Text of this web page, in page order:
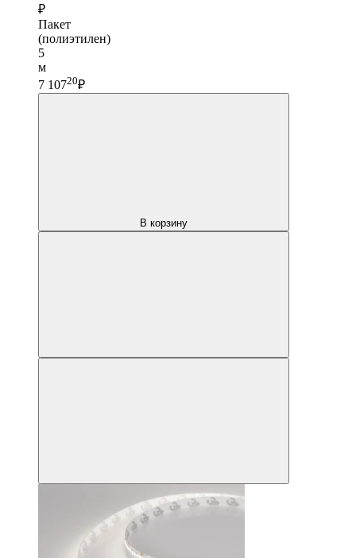
₽
Пакет
(полиэтилен)
5
м
7 10720₽
В корзину